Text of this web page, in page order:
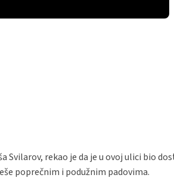
rekao je da je u ovoj ulici bio
poprečnim i podužnim padovima.